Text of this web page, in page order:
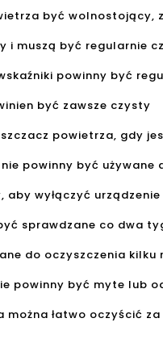
być
i muszą być regularnie
powinny być
być zawsze czysty
powietrza, gdy
powinny być
aby wyłączyć urządzenie
sprawdzane co dwa
do oczyszczenia kilku
powinny być myte lub
można łatwo oczyścić